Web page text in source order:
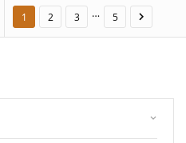
keyboard_arrow_down
1 2 3 … 5 